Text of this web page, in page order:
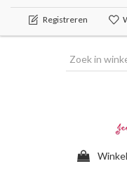
Registreren